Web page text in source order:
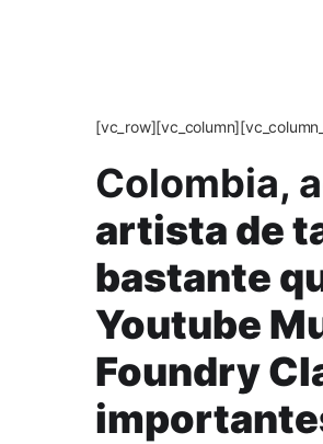
Colombia,
artista de
bastante
Youtube
Foundry